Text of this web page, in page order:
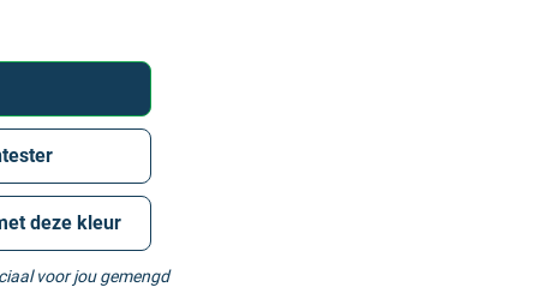
deze kleur
voor jou gemengd